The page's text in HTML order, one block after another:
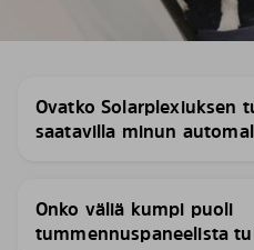
Ovatko Solarplexiuksen
saatavilla minun
Onko väliä kumpi puoli
tummennuspaneelista